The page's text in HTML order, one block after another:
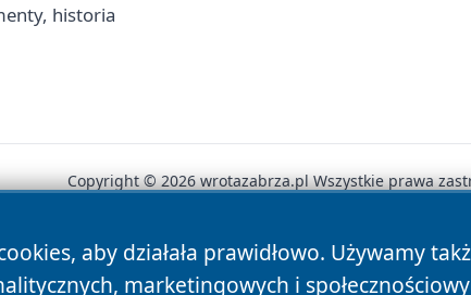
historia
aby działała prawidłowo. Używamy
marketingowych i
Copyright © 2026 wrotazabrza.pl Wszystkie prawa
News Autorzy Polityka Prywatności